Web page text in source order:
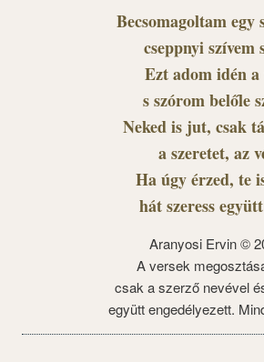
Becsomagoltam egy
cseppnyi szívem
Ezt adom idén
s szórom belőle
Neked is jut, csak
a szeretet, az
Ha úgy érzed, te
hát szeress
Aranyosi Ervin ©
A versek
csak a szerző nevével
együtt engedélyezett.